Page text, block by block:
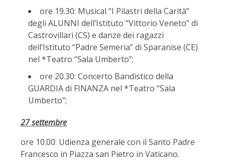
ore 19.30: Musical “I Pilastri della Carità”
degli ALUNNI dell’Istituto “Vittorio Veneto” di
Castrovillari (CS) e danze dei ragazzi
dell’Istituto “Padre Semeria” di Sparanise (CE)
nel *Teatro “Sala Umberto”;
ore 20.30: Concerto Bandistico della
GUARDIA di FINANZA nel *Teatro “Sala
Umberto”;
27 settembre
ore 10.00: Udienza generale con il Santo Padre
Francesco in Piazza san Pietro in Vaticano.